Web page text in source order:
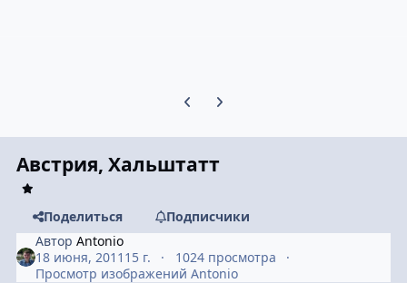
Предыдущий слайд карусели
Следующий слайд карусели
Австрия, Хальштатт
Поделиться
Подписчики
АвторAntonio
18 июня, 2011 15 г.
1024 просмотра
Просмотр изображений Antonio